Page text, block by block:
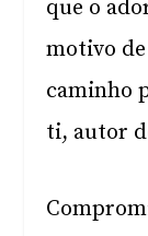
que o
motivo
caminho
ti, autor